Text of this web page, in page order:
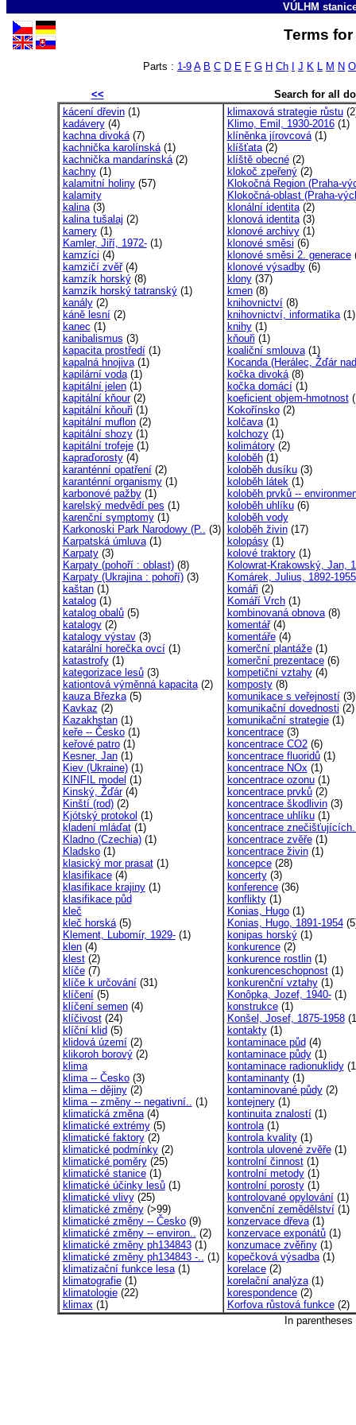
VÚLHM
Terms
Parts : 1-9 A B C D E F G H Ch J K L M N O
<<
Search for all
kácení dřevin(1)
kadávery(4)
kachna divoká(7)
kachnička karolínská(1)
kachnička mandarínská(2)
kachny(1)
kalamitní holiny(57)
kalamity
kalina(3)
kalina tušalaj (2)
kamery(1)
Kamler, Jiří, 1972-(1)
kamzíci (4)
kamzičí zvěř(4)
kamzík horský(8)
kamzík horský tatranský(1)
kanály(2)
káně lesní(2)
kanec (1)
kanibalismus (3)
kapacita prostředí(1)
kapalná hnojiva(1)
kapilární voda(1)
kapitální jelen(1)
kapitální kňour(2)
kapitální kňouři (1)
kapitální muflon(2)
kapitální shozy(1)
kapitální trofeje(1)
kapraďorosty(4)
karanténní opatření(2)
karanténní organismy(1)
karbonové pažby(1)
karelský medvědí pes (1)
karenční symptomy(1)
Karkonoski Park Narodowy (P.. (3)
Karpatská úmluva(1)
Karpaty(3)
Karpaty (pohoří : oblast)(8)
Karpaty (Ukrajina : pohoří)(3)
kaštan(1)
katalog(1)
katalog obalů(5)
katalogy(2)
katalogy výstav(3)
katarální horečka ovcí(1)
katastrofy(1)
kategorizace lesů(3)
kationtová výměnná kapacita(2)
kauza Březka(5)
Kavkaz (2)
Kazakhstan(1)
keře -- Česko(1)
keřové patro(1)
Kesner, Jan(1)
Kiev (Ukraine)(1)
KINFIL model (1)
Kinský, Žďár(4)
Kinští (rod)(2)
Kjótský protokol (1)
kladení mláďat(1)
Kladno (Czechia)(1)
Kladsko(1)
klasický mor prasat(1)
klasifikace(4)
klasifikace krajiny(1)
klasifikace půd
kleč
kleč horská(5)
Klement, Lubomír, 1929-(1)
klen(4)
klest(2)
klíče(7)
klíče k určování(31)
klíčení(5)
klíčení semen(4)
klíčivost(24)
klíční klid (5)
klidová území(2)
klikoroh borový(2)
klima
klima -- Česko(3)
klima -- dějiny(2)
klima -- změny -- negativní.. (1)
klimatická změna(4)
klimatické extrémy(5)
klimatické faktory(2)
klimatické podmínky(2)
klimatické poměry(25)
klimatické stanice(1)
klimatické účinky lesů(1)
klimatické vlivy(25)
klimatické změny(>99)
klimatické změny -- Česko(9)
klimatické změny -- environ.. (2)
klimatické změny ph134843(1)
klimatické změny ph134843 -.. (1)
klimatizační funkce lesa(1)
klimatografie(1)
klimatologie(22)
klimax(1)
klimaxová strategie růstu
Klimo, Emil, 1930-2016(1)
klíněnka jírovcová(1)
klíšťata(2)
klíště obecné(2)
klokoč zpeřený(2)
Klokočná Region (Praha-
Klokočná-oblast (Praha-
klonální identita(2)
klonová identita(3)
klonové archivy(1)
klonové směsi (6)
klonové směsi 2. generace
klonové výsadby(6)
klony(37)
kmen(8)
knihovnictví(8)
knihovnictví, informatika(1)
knihy(1)
kňouři (1)
koaliční smlouva(1)
Kocanda (Herálec, Žďár
kočka divoká(8)
kočka domácí(1)
koeficient objem-hmotnost
Kokořínsko(2)
kolčava(1)
kolchozy(1)
kolimátory(2)
koloběh(1)
koloběh dusíku(3)
koloběh látek(1)
koloběh prvků --
koloběh uhlíku(6)
koloběh vody
koloběh živin(17)
kolopásy(1)
kolové traktory(1)
Kolowrat-Krakowský, Jan,
Komárek, Julius, 1892-1955
komáři (2)
Komáří Vrch(1)
kombinovaná obnova(8)
komentář(4)
komentáře(4)
komerční plantáže(1)
komerční prezentace(6)
kompetiční vztahy(4)
komposty(8)
komunikace s veřejností(3)
komunikační dovednosti (2)
komunikační strategie(1)
koncentrace(3)
koncentrace CO2(6)
koncentrace fluoridů(1)
koncentrace NOx(1)
koncentrace ozonu(1)
koncentrace prvků(2)
koncentrace škodlivin(3)
koncentrace uhlíku(1)
koncentrace
koncentrace zvěře(1)
koncentrace živin(1)
koncepce(28)
koncerty(3)
konference(36)
konflikty(1)
Konias, Hugo(1)
Konias, Hugo, 1891-1954
konipas horský(1)
konkurence(2)
konkurence rostlin(1)
konkurenceschopnost(1)
konkurenční vztahy(1)
Konôpka, Jozef, 1940-(1)
konstrukce(1)
Konšel, Josef, 1875-1958
kontakty(1)
kontaminace půd (4)
kontaminace půdy(1)
kontaminace radionuklidy
kontaminanty(1)
kontaminované půdy(2)
kontejnery(1)
kontinuita znalostí(1)
kontrola(1)
kontrola kvality(1)
kontrola ulovené zvěře(1)
kontrolní činnost(1)
kontrolní metody(1)
kontrolní porosty(1)
kontrolované opylování(1)
konvenční zemědělství(1)
konzervace dřeva(1)
konzervace exponátů(1)
konzumace zvěřiny(1)
kopečková výsadba(1)
korelace(2)
korelační analýza(1)
korespondence(2)
Korfova růstová funkce(2)
In